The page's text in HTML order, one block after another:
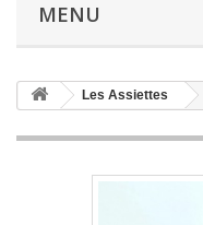
MENU
Les Assiettes